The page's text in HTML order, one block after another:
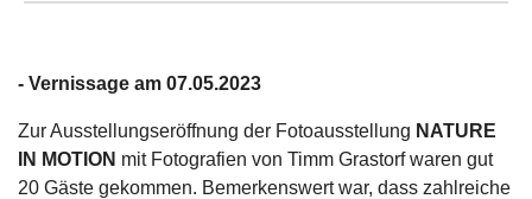
- Vernissage am 07.05.2023
Zur Ausstellungseröffnung der Fotoausstellung NATURE
IN MOTION mit Fotografien von Timm Grastorf waren gut
20 Gäste gekommen. Bemerkenswert war, dass zahlreiche